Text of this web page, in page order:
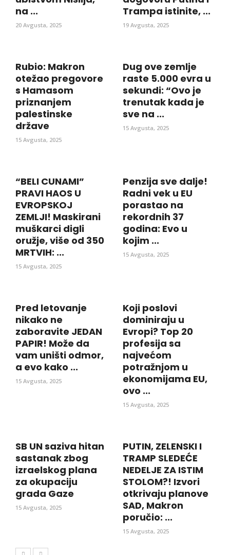
na ...
20 Avgusta, 2025
Trampa istinite, ...
19 Avgusta, 2025
Rubio: Makron
otežao pregovore
s Hamasom
priznanjem
palestinske
države
15 Avgusta, 2025
Dug ove zemlje
raste 5.000 evra u
sekundi: “Ovo je
trenutak kada je
sve na ...
15 Avgusta, 2025
“BELI CUNAMI”
PRAVI HAOS U
EVROPSKOJ
ZEMLJI! Maskirani
muškarci digli
oružje, više od 350
MRTVIH: ...
15 Avgusta, 2025
Penzija sve dalje!
Radni vek u EU
porastao na
rekordnih 37
godina: Evo u
kojim ...
15 Avgusta, 2025
Pred letovanje
nikako ne
zaboravite JEDAN
PAPIR! Može da
vam uništi odmor,
a evo kako ...
15 Avgusta, 2025
Koji poslovi
dominiraju u
Evropi? Top 20
profesija sa
najvećom
potražnjom u
ekonomijama EU,
ovo ...
15 Avgusta, 2025
SB UN saziva hitan
sastanak zbog
izraelskog plana
za okupaciju
grada Gaze
15 Avgusta, 2025
PUTIN, ZELENSKI I
TRAMP SLEDEĆE
NEDELJE ZA ISTIM
STOLOM?! Izvori
otkrivaju planove
SAD, Makron
poručio: ...
15 Avgusta, 2025